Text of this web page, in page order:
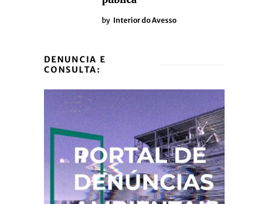
by Interior do Avesso
DENUNCIA E
CONSULTA: